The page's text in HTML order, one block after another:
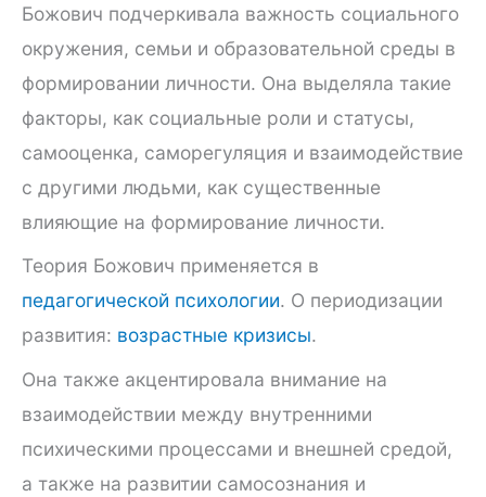
Божович подчеркивала важность социального
окружения, семьи и образовательной среды в
формировании личности. Она выделяла такие
факторы, как социальные роли и статусы,
самооценка, саморегуляция и взаимодействие
с другими людьми, как существенные
влияющие на формирование личности.
Теория Божович применяется в
педагогической психологии. О периодизации
развития: возрастные кризисы.
Она также акцентировала внимание на
взаимодействии между внутренними
психическими процессами и внешней средой,
а также на развитии самосознания и